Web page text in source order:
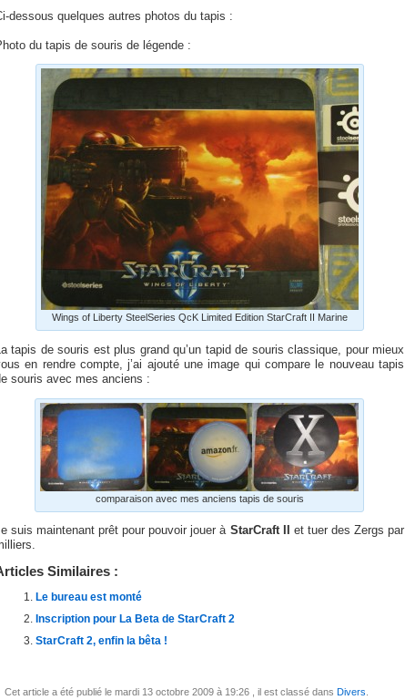
dessous quelques autres photos du tapis :
du tapis de souris de légende :
Wings of Liberty SteelSeries QcK Limited Edition StarCraft II Marine
tapis de souris est plus grand qu’un tapid de souris classique, pour mieux
en rendre compte, j’ai ajouté une image qui compare le nouveau tapis
souris avec mes anciens :
comparaison avec mes anciens tapis de souris
suis maintenant prêt pour pouvoir jouer à StarCraft II
et tuer des Zergs par
Similaires :
Le bureau est monté
Inscription pour La Beta de StarCraft 2
StarCraft 2, enfin la bêta !
Cet article a été publié le mardi 13 octobre 2009 à 19:26 , il est classé dans Divers